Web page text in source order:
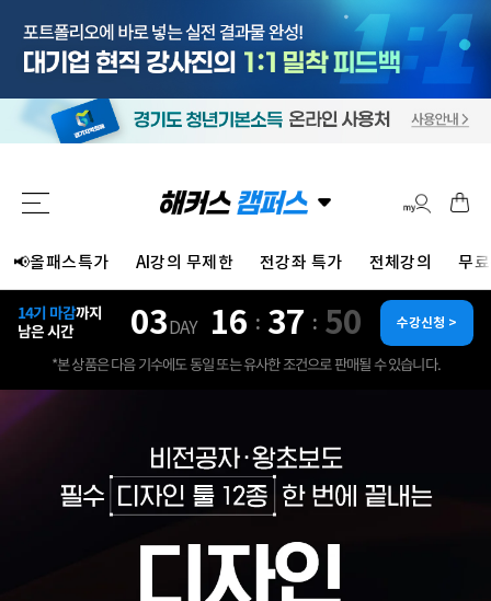
📢올패스특가 AI강의 무제한 전강좌 특가 전체강의 무
14기 마감까지
남은 시간
03 DAY 16 : 37 : 47 수강신청 >
*본 상품은 다음 기수에도 동일 또는 유사한 조건으로 판매될 수 있습니다.